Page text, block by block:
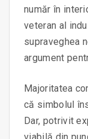
număr în
veteran al
supraveghea
argument
Majoritatea
că simbolul
Dar, potrivit